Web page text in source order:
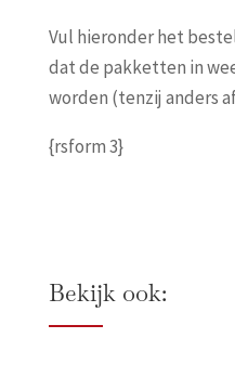
Vul hieronder het
dat de pakketten in
worden (tenzij anders
{rsform 3}
Bekijk ook: